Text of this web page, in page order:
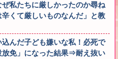
私たちに厳しかったのか尋ね
くて厳しいものなんだ」と教
んだ子ども嫌いな私！必死で
放免」になった結果⇒耐え抜い